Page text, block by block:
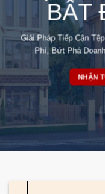
BẤT
Giải Pháp Tiếp Cận
Phí, Bứt Phá
NHẬN